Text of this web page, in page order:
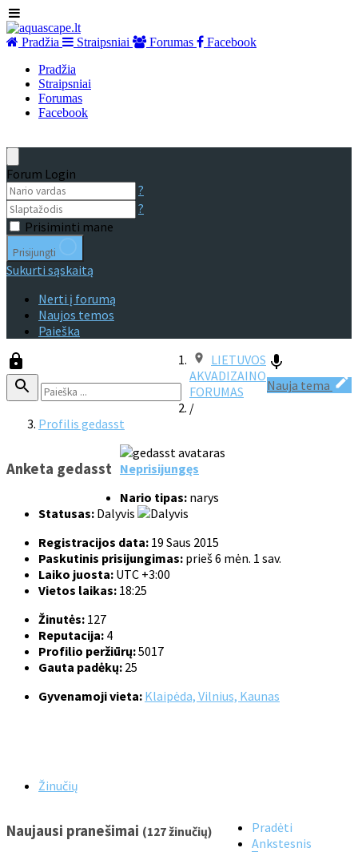
Pradžia Straipsniai Forumas
Facebook
Pradžia
Straipsniai
Forumas
Facebook
Forum Login
?
?
Prisiminti mane
Prisijungti
Sukurti sąskaitą
Nerti į forumą
Naujos temos
Paieška
Nauja tema
LIETUVOS
AKVADIZAINO
FORUMAS
/
Profilis gedasst
Anketa gedasst Neprisijungęs
Nario tipas: narys
Statusas: Dalyvis
Registracijos data: 19 Saus 2015
Paskutinis prisijungimas: prieš 6 mėn. 1 sav.
Laiko juosta: UTC +3:00
Vietos laikas: 18:25
Žinutės: 127
Reputacija: 4
Profilio peržiūrų:5017
Gauta padėkų: 25
Gyvenamoji vieta: Klaipėda, Vilnius, Kaunas
Žinučių
Naujausi pranešimai (127 žinučių)
Pradėti
Ankstesnis